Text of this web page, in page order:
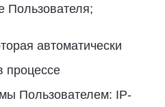
Пользователя;
автоматически
процессе
Пользователем: IP-